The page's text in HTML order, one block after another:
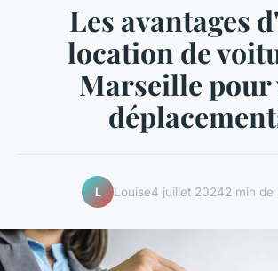
Les avantages
location de
Marseille pour
L Louise4 juillet 20242 min de